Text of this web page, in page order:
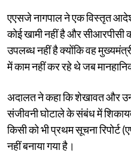
एएसजे नागपाल ने एक विस्तृत
कोई खामी नहीं है और सीआरपीसी
उपलब्ध नहीं है क्योंकि वह
में काम नहीं कर रहे थे जब
अदालत ने कहा कि शेखावत और
संजीवनी घोटाले के संबंध में
किसी को भी प्रथम सूचना
नहीं बनाया गया है।